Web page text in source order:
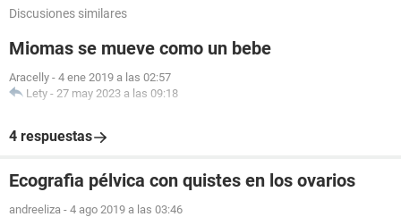
Discusiones similares
Miomas se mueve como un bebe
Aracelly - 4 ene 2019 a las 02:57
Lety - 27 may 2023 a las 09:18
4 respuestas
Ecografia pélvica con quistes en los ovarios
andreeliza - 4 ago 2019 a las 03:46